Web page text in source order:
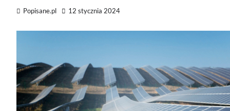
Popisane.pl 12 stycznia 2024